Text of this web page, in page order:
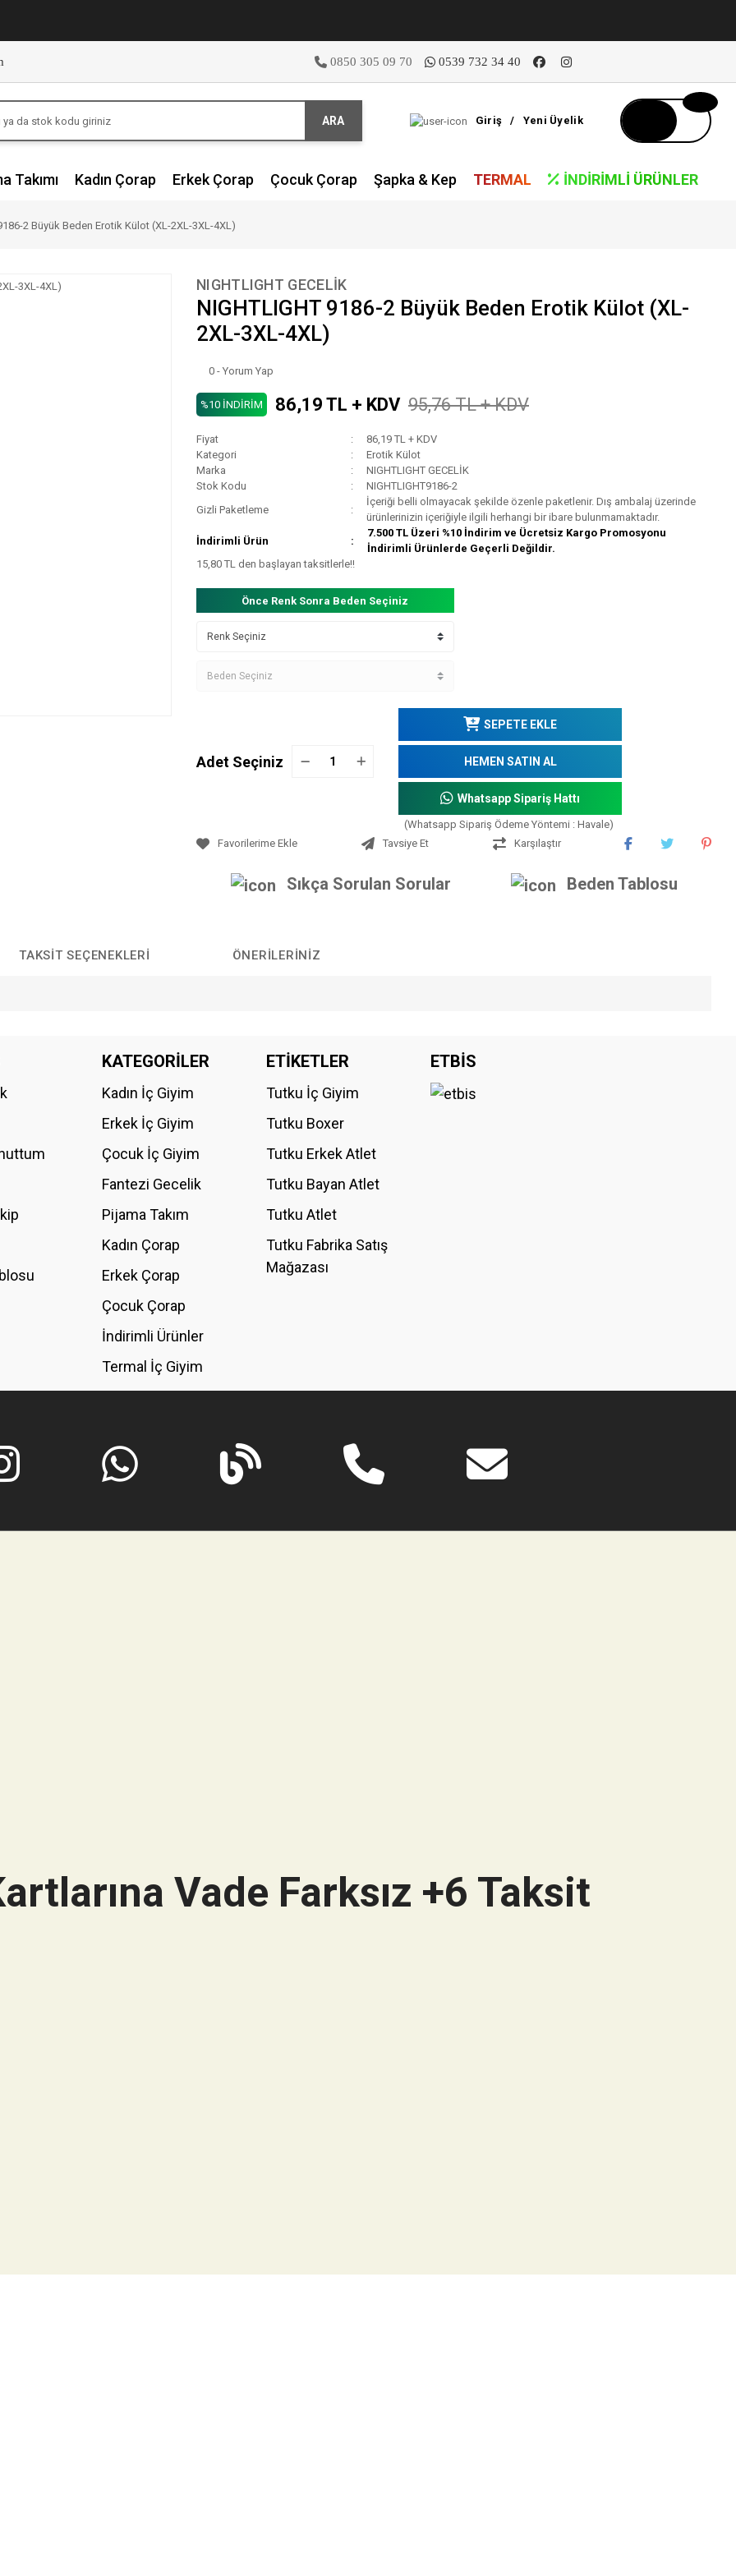
0850 305 09 70 0539 732 34 40
ARA Giriş / Yeni Üyelik
Takımı Kadın Çorap Erkek Çorap Çocuk Çorap Şapka & Kep TERMAL İNDIRIMLI ÜRÜNLER
2 Büyük Beden Erotik Külot (XL-2XL-3XL-4XL)
NIGHTLIGHT GECELİK
NIGHTLIGHT 9186-2 Büyük Beden Erotik Külot (XL-
2XL-3XL-4XL)
0 - Yorum Yap
%10 İNDİRİM 86,19 TL + KDV 95,76 TL + KDV
Fiyat
86,19 TL + KDV
Kategori
Erotik Külot
Marka
NIGHTLIGHT GECELİK
Stok Kodu
NIGHTLIGHT9186-2
Gizli Paketleme
İçeriği belli olmayacak şekilde özenle paketlenir. Dış ambalaj üzerinde
ürünlerinizin içeriğiyle ilgili herhangi bir ibare bulunmamaktadır.
İndirimli Ürün
7.500 TL Üzeri %10 İndirim ve Ücretsiz Kargo Promosyonu
İndirimli Ürünlerde Geçerli Değildir.
15,80 TL den başlayan taksitlerle!!
Önce Renk Sonra Beden Seçiniz
Adet Seçiniz
SEPETE EKLE
HEMEN SATIN AL
Whatsapp Sipariş Hattı
(Whatsapp Sipariş Ödeme Yöntemi : Havale)
Tavsiye Et
Karşılaştır
Sıkça Sorulan Sorular Beden Tablosu
TAKSIT SEÇENEKLERI ÖNERILERINIZ
Bu ürüne ilk yorumu siz yapın!
KATEGORİLER
Kadın İç Giyim
Erkek İç Giyim
Çocuk İç Giyim
Fantezi Gecelik
Pijama Takım
Kadın Çorap
Erkek Çorap
Çocuk Çorap
İndirimli Ürünler
Termal İç Giyim
ETİKETLER
Tutku İç Giyim
Tutku Boxer
Tutku Erkek Atlet
Tutku Bayan Atlet
Tutku Atlet
Tutku Fabrika Satış
Mağazası
ETBİS
Vade Farksız +6 Taksit